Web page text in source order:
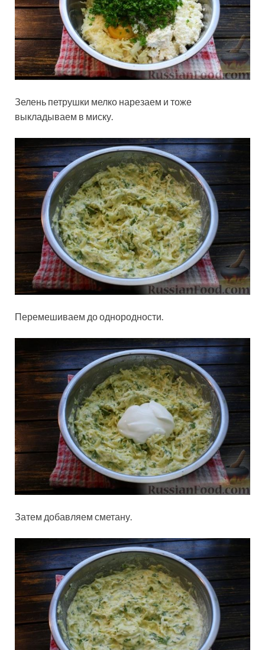
Зелень петрушки мелко нарезаем и тоже
выкладываем в миску.
Перемешиваем до однородности.
Затем добавляем сметану.